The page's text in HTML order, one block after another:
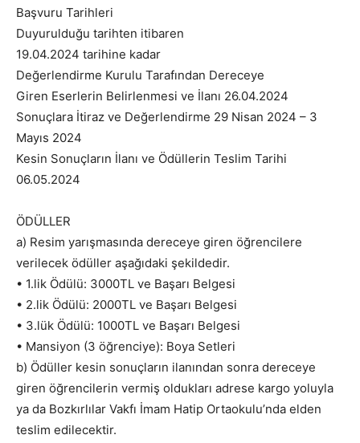
Başvuru Tarihleri
Duyurulduğu tarihten itibaren
19.04.2024 tarihine kadar
Değerlendirme Kurulu Tarafından Dereceye
Giren Eserlerin Belirlenmesi ve İlanı 26.04.2024
Sonuçlara İtiraz ve Değerlendirme 29 Nisan 2024 – 3
Mayıs 2024
Kesin Sonuçların İlanı ve Ödüllerin Teslim Tarihi
06.05.2024
ÖDÜLLER
a) Resim yarışmasında dereceye giren öğrencilere
verilecek ödüller aşağıdaki şekildedir.
• 1.lik Ödülü: 3000TL ve Başarı Belgesi
• 2.lik Ödülü: 2000TL ve Başarı Belgesi
• 3.lük Ödülü: 1000TL ve Başarı Belgesi
• Mansiyon (3 öğrenciye): Boya Setleri
b) Ödüller kesin sonuçların ilanından sonra dereceye
giren öğrencilerin vermiş oldukları adrese kargo yoluyla
ya da Bozkırlılar Vakfı İmam Hatip Ortaokulu’nda elden
teslim edilecektir.